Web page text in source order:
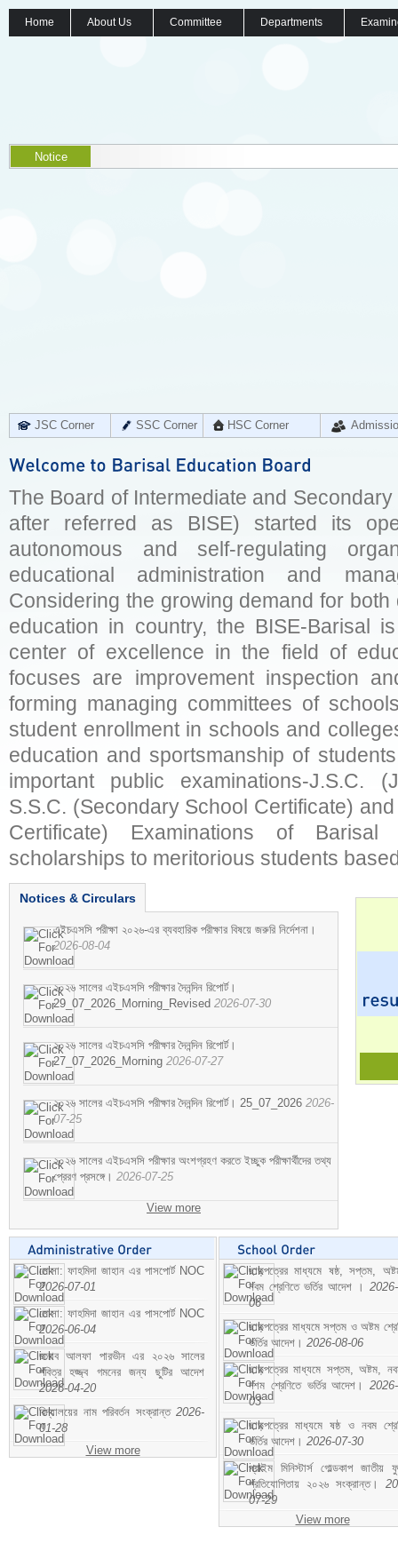
Home About Us Committee Departments
Notice
JSC Corner SSC Corner HSC Corner
The Board of Intermediate and
after referred as BISE) started its
autonomous and self-regulating
educational administration and
Considering the growing demand for
education in country, the BISE-Barisal
center of excellence in the field of
focuses are improvement inspection
forming managing committees of
student enrollment in schools and
education and sportsmanship of
important public examinations-J.S.C.
S.S.C. (Secondary School Certificate)
Certificate) Examinations of
scholarships to meritorious students
Notices & Circulars
এইচএসসি পরীক্ষা ২০২৬-এর ব্যবহারিক পরীক্ষার বিষয়ে জরুরি নির্দেশনা।
2026-08-04
২০২৬ সালের এইচএসসি পরীক্ষার দৈনন্দিন রিপোর্ট।
29_07_2026_Morning_Revised 2026-07-30
২০২৬ সালের এইচএসসি পরীক্ষার দৈনন্দিন রিপোর্ট।
27_07_2026_Morning 2026-07-27
২০২৬ সালের এইচএসসি পরীক্ষার দৈনন্দিন রিপোর্ট। 25_07_2026 2026-
07-25
২০২৬ সালের এইচএসসি পরীক্ষার অংশগ্রহণ করতে ইচ্ছুক পরীক্ষার্থীদের তথ্য
প্রেরণ প্রসঙ্গে। 2026-07-25
View more
মোসা: ফাহমিদা জাহান এর পাসপোর্ট NOC
2026-07-01
মোসা: ফাহমিদা জাহান এর পাসপোর্ট NOC
2026-06-04
জনাব আলফা পারভীন এর ২০২৬ সালের
পবিত্র হজ্জ্ব গমনের জন্য ছুটির আদেশ
2026-04-20
বিদ্যালয়ের নাম পরিবর্তন সংক্রান্ত 2026-
01-28
View more
ছাড়পত্রের মাধ্যমে ষষ্ঠ, সপ্তম,
নবম শ্রেণিতে ভর্তির আদেশ ।
06
ছাড়পত্রের মাধ্যমে সপ্তম ও অষ্টম
ভর্তির আদেশ। 2026-08-06
ছাড়পত্রের মাধ্যমে সপ্তম, অষ্টম,
দশম শ্রেণিতে ভর্তির আদেশ।
03
ছাড়পত্রের মাধ্যমে ষষ্ঠ ও নবম
ভর্তির আদেশ। 2026-07-30
প্রাইম মিনিস্টার্স গোল্ডকাপ জাতীয়
প্রতিযোগিতায় ২০২৬ সংক্রান্ত।
07-29
View more